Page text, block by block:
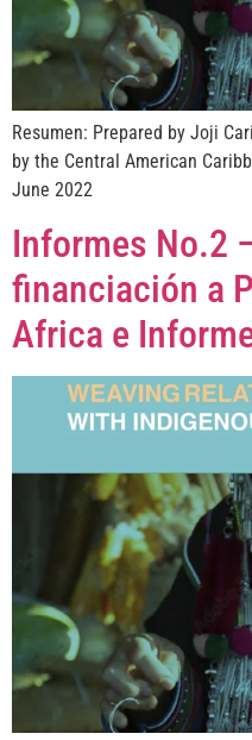
Resumen: Prepared by Joji
by the Central American
June 2022
Informes No.2
financiación a
Africa e